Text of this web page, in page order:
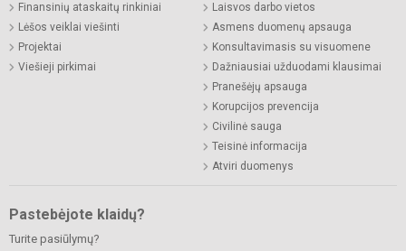
Finansinių ataskaitų rinkiniai
Lėšos veiklai viešinti
Projektai
Viešieji pirkimai
Laisvos darbo vietos
Asmens duomenų apsauga
Konsultavimasis su visuomene
Dažniausiai užduodami klausimai
Pranešėjų apsauga
Korupcijos prevencija
Civilinė sauga
Teisinė informacija
Atviri duomenys
Pastebėjote klaidų?
Turite pasiūlymų?